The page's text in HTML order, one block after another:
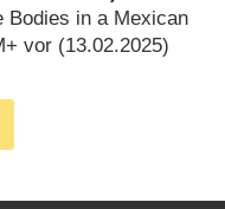
Bodies in a Mexican
vor (13.02.2025)